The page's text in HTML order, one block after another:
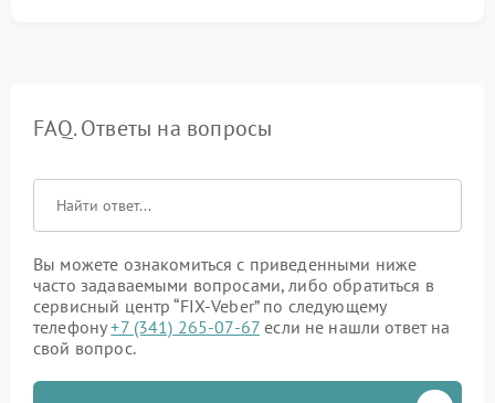
FAQ. Ответы на вопросы
Вы можете ознакомиться с приведенными ниже
часто задаваемыми вопросами, либо обратиться в
сервисный центр “FIX-Veber” по следующему
телефону+7 (341) 265-07-67 если не нашли ответ на
свой вопрос.